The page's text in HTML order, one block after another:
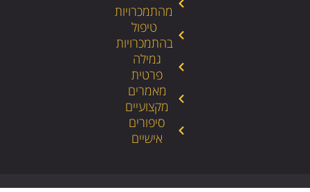
מהתמכרויות
טיפול
בהתמכרויות
גמילה
פרטית
מאמרים
מקצועיים
סיפורים
אישיים